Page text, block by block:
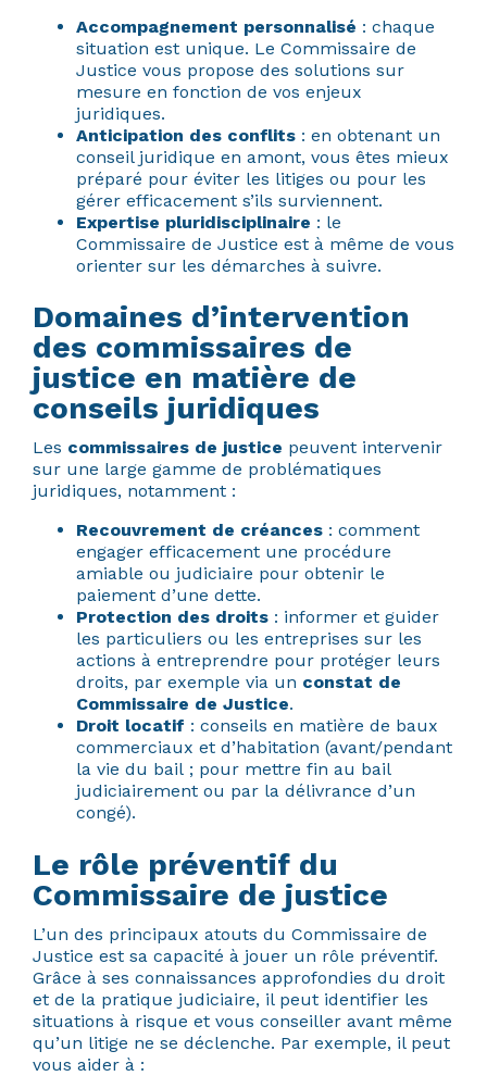
Accompagnement personnalisé : chaque
situation est unique. Le Commissaire de
Justice vous propose des solutions sur
mesure en fonction de vos enjeux
juridiques.
Anticipation des conflits : en obtenant un
conseil juridique en amont, vous êtes mieux
préparé pour éviter les litiges ou pour les
gérer efficacement s’ils surviennent.
Expertise pluridisciplinaire : le
Commissaire de Justice est à même de vous
orienter sur les démarches à suivre.
Domaines d’intervention
des commissaires de
justice en matière de
conseils juridiques
Les commissaires de justice peuvent intervenir
sur une large gamme de problématiques
juridiques, notamment :
Recouvrement de créances : comment
engager efficacement une procédure
amiable ou judiciaire pour obtenir le
paiement d’une dette.
Protection des droits : informer et guider
les particuliers ou les entreprises sur les
actions à entreprendre pour protéger leurs
droits, par exemple via un constat de
Commissaire de Justice.
Droit locatif : conseils en matière de baux
commerciaux et d’habitation (avant/pendant
la vie du bail ; pour mettre fin au bail
judiciairement ou par la délivrance d’un
congé).
Le rôle préventif du
Commissaire de justice
L’un des principaux atouts du Commissaire de
Justice est sa capacité à jouer un rôle préventif.
Grâce à ses connaissances approfondies du droit
et de la pratique judiciaire, il peut identifier les
situations à risque et vous conseiller avant même
qu’un litige ne se déclenche. Par exemple, il peut
vous aider à :